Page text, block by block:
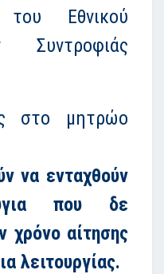
Εθνικού
στο μητρώο
να ενταχθούν
που δε
χρόνο αίτησης
λειτουργίας.